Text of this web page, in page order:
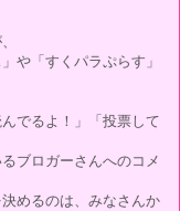
や「すくパラぷらす」
でるよ！」「投票して
ブロガーさんへのコメ
めるのは、みなさんか